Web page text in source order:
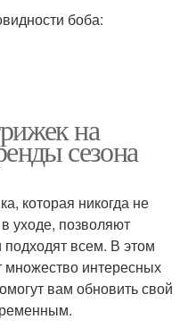
боба:
на
сезона
которая никогда не
уходе, позволяют
подходят всем. В этом
множество интересных
вам обновить свой